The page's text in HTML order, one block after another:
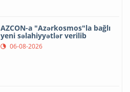
AZCON-a "Azərkosmos"la bağlı
yeni səlahiyyətlər verilib
06-08-2026